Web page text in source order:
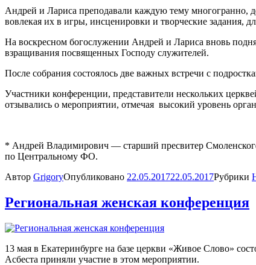
Андрей и Лариса преподавали каждую тему многогранно,
вовлекая их в игры, инсценировки и творческие задания,
На воскресном богослужении Андрей и Лариса вновь
взращивания посвященных Господу служителей.
После собрания состоялось две важных встречи с
Участники конференции, представители нескольких
отзывались о мероприятии, отмечая высокий уровень
* Андрей Владимирович — старший пресвитер
по Центральному ФО.
Автор GrigoryОпубликовано 22.05.201722.05.2017Рубрики
Региональная женская конференция
13 мая в Екатеринбурге на базе церкви «Живое Слово»
Асбеста приняли участие в этом мероприятии.